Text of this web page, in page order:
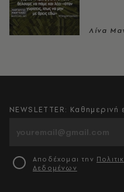
Λίνα
NEWSLETTER:
Αποδέχομαι την
Δεδομένων